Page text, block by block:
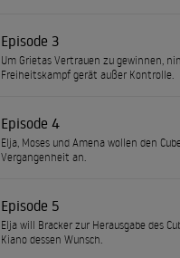
Episode 3
Um Grietas Vertrauen zu gewinnen,
Freiheitskampf gerät außer Kontrolle.
Episode 4
Elja, Moses und Amena wollen den
Vergangenheit an.
Episode 5
Elja will Bracker zur Herausgabe des
Kiano dessen Wunsch.